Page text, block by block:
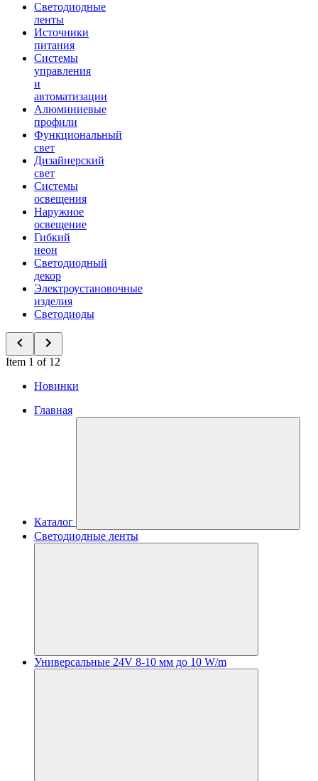
Светодиодные
ленты
Источники
питания
Системы
управления
и
автоматизации
Алюминиевые
профили
Функциональный
свет
Дизайнерский
свет
Системы
освещения
Наружное
освещение
Гибкий
неон
Светодиодный
декор
Электроустановочные
изделия
Светодиоды
Item 1 of 12
Новинки
Главная
Каталог
Светодиодные ленты
Универсальные 24V 8-10 мм до 10 W/m